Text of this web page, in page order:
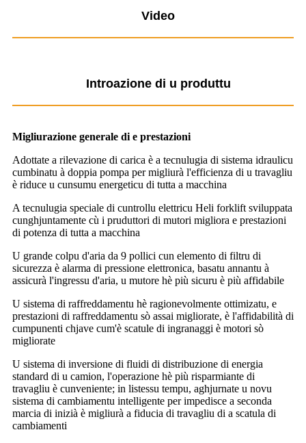
Video
Introazione di u produttu
Migliurazione generale di e prestazioni
Adottate a rilevazione di carica è a tecnulugia di sistema idraulicu
cumbinatu à doppia pompa per migliurà l'efficienza di u travagliu
è riduce u cunsumu energeticu di tutta a macchina
A tecnulugia speciale di cuntrollu elettricu Heli forklift sviluppata
cunghjuntamente cù i pruduttori di mutori migliora e prestazioni
di potenza di tutta a macchina
U grande colpu d'aria da 9 pollici cun elemento di filtru di
sicurezza è alarma di pressione elettronica, basatu annantu à
assicurà l'ingressu d'aria, u mutore hè più sicuru è più affidabile
U sistema di raffreddamentu hè ragionevolmente ottimizatu, e
prestazioni di raffreddamentu sò assai migliorate, è l'affidabilità di
cumpunenti chjave cum'è scatule di ingranaggi è motori sò
migliorate
U sistema di inversione di fluidi di distribuzione di energia
standard di u camion, l'operazione hè più risparmiante di
travagliu è cunveniente; in listessu tempu, aghjurnate u novu
sistema di cambiamentu intelligente per impedisce a seconda
marcia di inizià è migliurà a fiducia di travagliu di a scatula di
cambiamenti